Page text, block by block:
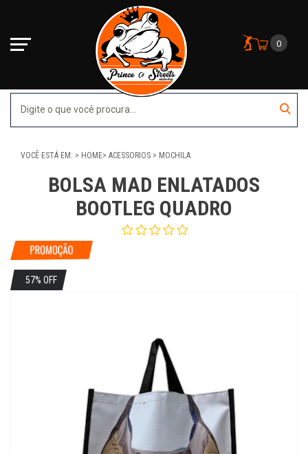
0
VOCÊ ESTÁ EM: HOME ACESSORIOS MOCHILA
BOLSA MAD ENLATADOS
BOOTLEG QUADRO
57% OFF